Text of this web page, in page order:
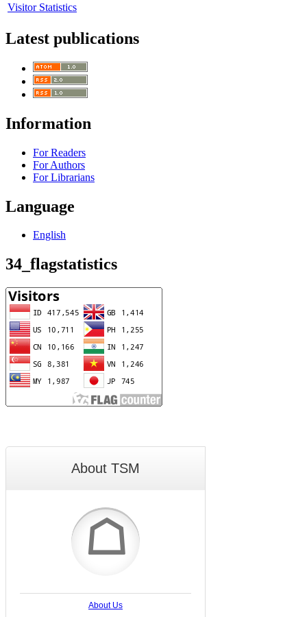
Visitor Statistics
Latest publications
Information
For Readers
For Authors
For Librarians
Language
English
34_flagstatistics
About TSM
☖
About Us